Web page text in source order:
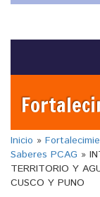
Inicio »
Saberes PCAG »
TERRITORIO Y
CUSCO Y PUNO